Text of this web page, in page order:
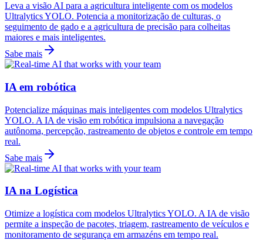
Leva a visão AI para a agricultura inteligente com os modelos
Ultralytics YOLO. Potencia a monitorização de culturas, o
seguimento de gado e a agricultura de precisão para colheitas
maiores e mais inteligentes.
Sabe mais
IA em robótica
Potencialize máquinas mais inteligentes com modelos Ultralytics
YOLO. A IA de visão em robótica impulsiona a navegação
autônoma, percepção, rastreamento de objetos e controle em tempo
real.
Sabe mais
IA na Logística
Otimize a logística com modelos Ultralytics YOLO. A IA de visão
permite a inspeção de pacotes, triagem, rastreamento de veículos e
monitoramento de segurança em armazéns em tempo real.